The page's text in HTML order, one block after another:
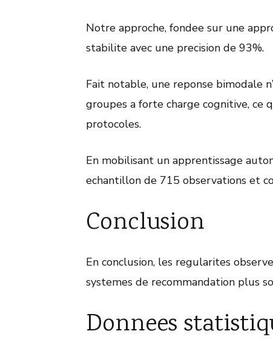
Notre approche, fondee sur une
stabilite avec une precision de 93%.
Fait notable, une reponse bimodale
groupes a forte charge cognitive, ce
protocoles.
En mobilisant un apprentissage
echantillon de 715 observations et
Conclusion
En conclusion, les regularites
systemes de recommandation plus
Donnees